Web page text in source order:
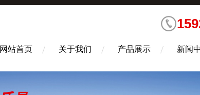
网站首页 关于我们 产品展示 新闻